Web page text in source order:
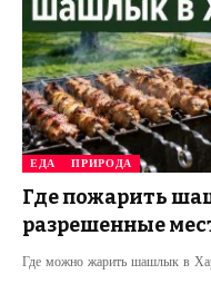
ЕДА ПРИРОДА
Где пожарить
разрешенные
Где можно жарить шашлык в